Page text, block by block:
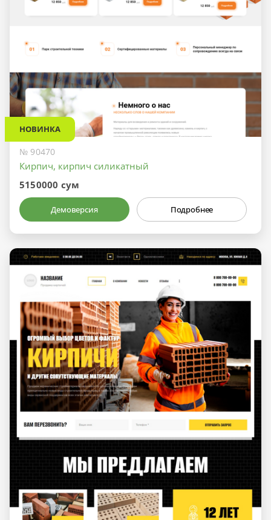
НОВИНКА
№ 90470
Кирпич, кирпич силикатный
5150000 сум
Демоверсия Подробнее